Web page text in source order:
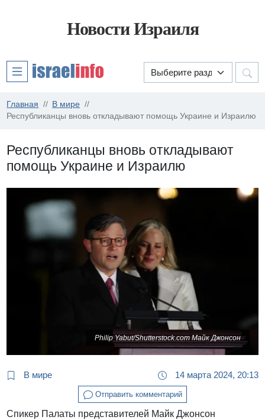
Новости Израиля
Главная
В мире
Республиканцы вновь откладывают помощь Украине и Израилю
Республиканцы вновь откладывают
помощь Украине и Израилю
Philip Yabut/Shutterstock.com Майк Джонсон
В мире 14 марта 2024, 20:13
Отправить комментарий
Спикер Палаты представителей Майк Джонсон